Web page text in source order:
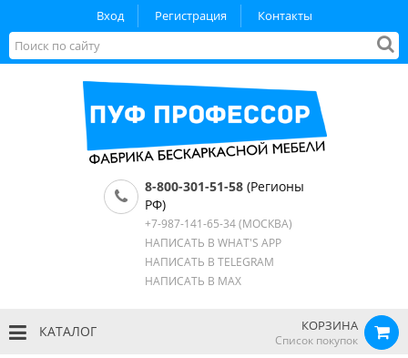
Вход Регистрация Контакты
8-800-301-51-58 (Регионы
РФ)
+7-987-141-65-34(МОСКВА)
НАПИСАТЬ В WHAT'S APP
НАПИСАТЬ В TELEGRAM
НАПИСАТЬ В MAX
КОРЗИНА
Список покупок
КАТАЛОГ